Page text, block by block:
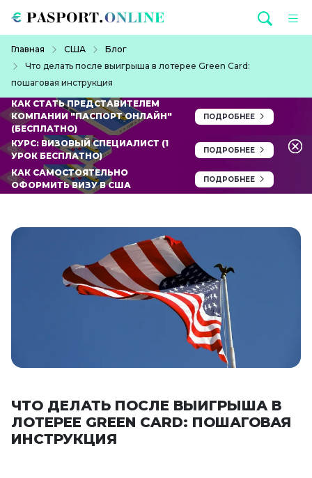
Главная США
Блог
Что делать после выигрыша в лотерее Green Card:
пошаговая инструкция
КАК СТАТЬ ПРЕДСТАВИТЕЛЕМ
КОМПАНИИ "ПАСПОРТ ОНЛАЙН"
(БЕСПЛАТНО)
ПОДРОБНЕЕ
КУРС: ВИЗОВЫЙ СПЕЦИАЛИСТ (1
УРОК БЕСПЛАТНО)
ПОДРОБНЕЕ
КАК САМОСТОЯТЕЛЬНО
ОФОРМИТЬ ВИЗУ В США
ПОДРОБНЕЕ
ЧТО ДЕЛАТЬ ПОСЛЕ ВЫИГРЫША В
ЛОТЕРЕЕ GREEN CARD: ПОШАГОВАЯ
ИНСТРУКЦИЯ